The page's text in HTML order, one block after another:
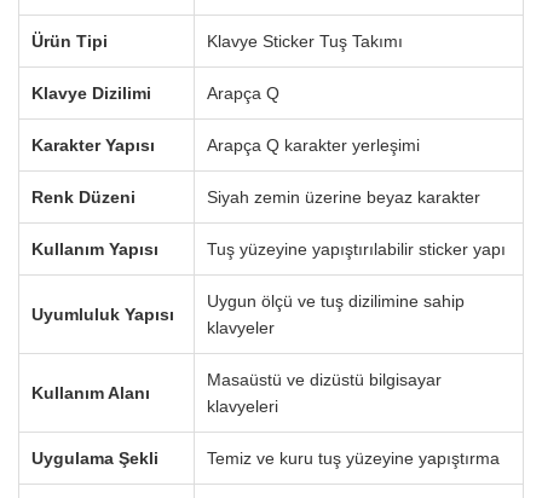
Ürün Tipi Klavye Sticker Tuş Takımı
Klavye Dizilimi Arapça Q
Karakter Yapısı Arapça Q karakter yerleşimi
Renk Düzeni Siyah zemin üzerine beyaz karakter
Kullanım Yapısı Tuş yüzeyine yapıştırılabilir sticker yapı
Uyumluluk Yapısı
Uygun ölçü ve tuş dizilimine sahip
klavyeler
Kullanım Alanı
Masaüstü ve dizüstü bilgisayar
klavyeleri
Uygulama Şekli Temiz ve kuru tuş yüzeyine yapıştırma